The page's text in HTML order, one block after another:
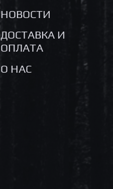
НОВОСТИ
ДОСТАВКА И
ОПЛАТА
О НАС